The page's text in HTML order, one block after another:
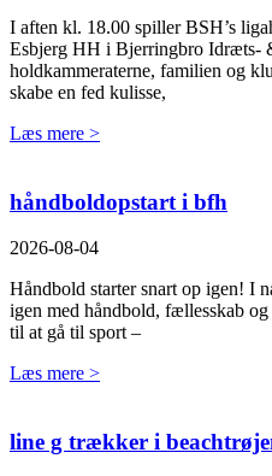
I aften kl. 18.00 spiller BSH’s
Esbjerg HH i Bjerringbro Idræts-
holdkammeraterne, familien og
skabe en fed kulisse,
Læs mere >
håndboldopstart i bfh
2026-08-04
Håndbold starter snart op igen! I
igen med håndbold, fællesskab
til at gå til sport –
Læs mere >
line g trækker i